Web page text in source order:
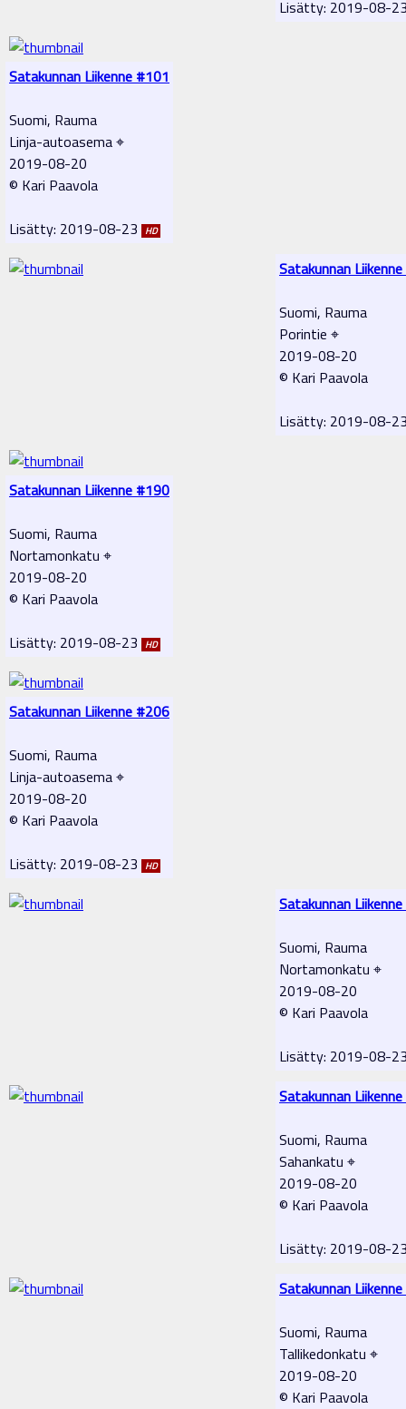
Lisätty: 2019-08-
Satakunnan Liikenne #101
Suomi, Rauma
Linja-autoasema ⌖
2019-08-20
© Kari Paavola
Lisätty: 2019-08-23 HD
Satakunnan
Suomi, Rauma
Porintie ⌖
2019-08-20
© Kari Paavola
Lisätty: 2019-08-
Satakunnan Liikenne #190
Suomi, Rauma
Nortamonkatu ⌖
2019-08-20
© Kari Paavola
Lisätty: 2019-08-23 HD
Satakunnan Liikenne #206
Suomi, Rauma
Linja-autoasema ⌖
2019-08-20
© Kari Paavola
Lisätty: 2019-08-23 HD
Satakunnan
Suomi, Rauma
Nortamonkatu ⌖
2019-08-20
© Kari Paavola
Lisätty: 2019-08-
Satakunnan
Suomi, Rauma
Sahankatu ⌖
2019-08-20
© Kari Paavola
Lisätty: 2019-08-
Satakunnan
Suomi, Rauma
Tallikedonkatu ⌖
2019-08-20
© Kari Paavola